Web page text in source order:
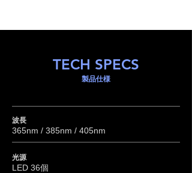
TECH SPECS
製品仕様
波長
365nm / 385nm / 405nm
光源
LED 36個